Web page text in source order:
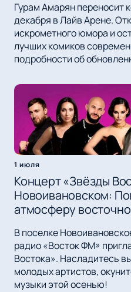
Гурам Амарян переносит
декабря в Лайв Арене.
искрометного юмора и
лучших комиков
подробности об
1 июля
Концерт «Звёзды
Новоивановском:
атмосферу
В поселке
радио «Восток ФМ»
Востока». Насладитесь
молодых артистов,
музыки этой осенью!